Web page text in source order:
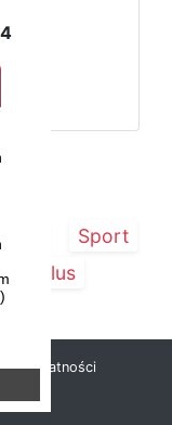
Sport
Plus
prywatności